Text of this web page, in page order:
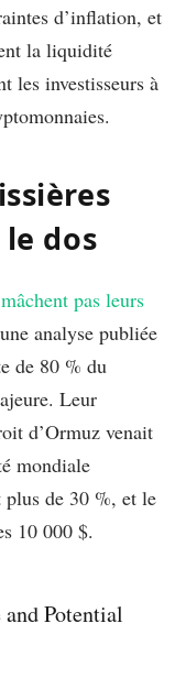
d’inflation, et
la liquidité
les investisseurs à
dos
pas leurs
analyse publiée
de 80 % du
Leur
d’Ormuz venait
mondiale
plus de 30 %, et le
10 000 $.
Potential